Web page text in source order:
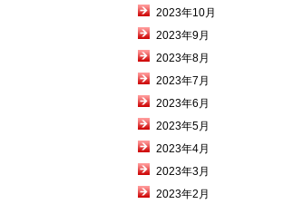
2023年10月
2023年9月
2023年8月
2023年7月
2023年6月
2023年5月
2023年4月
2023年3月
2023年2月